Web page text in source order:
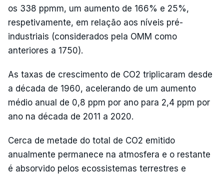
os 338 ppmm, um aumento de 166% e 25%,
respetivamente, em relação aos níveis pré-
industriais (considerados pela OMM como
anteriores a 1750).
As taxas de crescimento de CO2 triplicaram desde
a década de 1960, acelerando de um aumento
médio anual de 0,8 ppm por ano para 2,4 ppm por
ano na década de 2011 a 2020.
Cerca de metade do total de CO2 emitido
anualmente permanece na atmosfera e o restante
é absorvido pelos ecossistemas terrestres e